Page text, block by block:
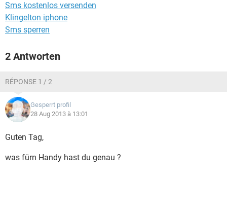
Sms kostenlos versenden
Klingelton iphone
Sms sperren
2 Antworten
RÉPONSE 1 / 2
Gesperrt profil
28 Aug 2013 à 13:01
Guten Tag,
was fürn Handy hast du genau ?